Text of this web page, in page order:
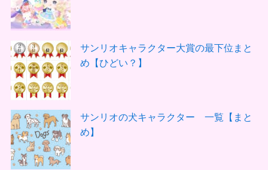
サンリオキャラクター大賞の最下位まと
め【ひどい？】
サンリオの犬キャラクター 一覧【まと
め】